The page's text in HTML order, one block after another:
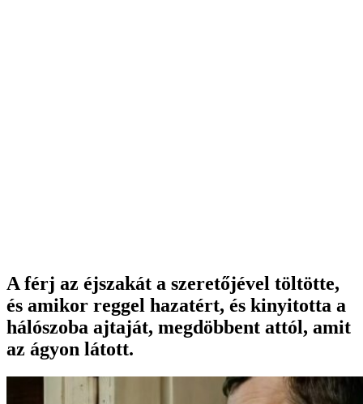
A férj az éjszakát a szeretőjével töltötte,
és amikor reggel hazatért, és kinyitotta a
hálószoba ajtaját, megdöbbent attól, amit
az ágyon látott.